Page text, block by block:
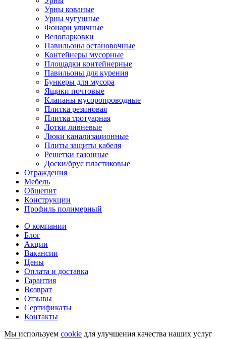
Урны кованые
Урны чугунные
Фонари уличные
Велопарковки
Павильоны остановочные
Контейнеры мусорные
Площадки контейнерные
Павильоны для курения
Бункеры для мусора
Ящики почтовые
Клапаны мусоропроводные
Плитка резиновая
Плитка тротуарная
Лотки ливневые
Люки канализационные
Плиты защиты кабеля
Решетки газонные
Доски/брус пластиковые
Ограждения
Мебель
Общепит
Конструкции
Профиль полимерный
О компании
Блог
Акции
Вакансии
Цены
Оплата и доставка
Гарантия
Возврат
Отзывы
Сертификаты
Контакты
Мы используем cookie для улучшения качества наших услуг